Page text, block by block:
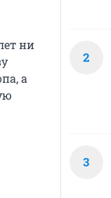
ни
а
2
3